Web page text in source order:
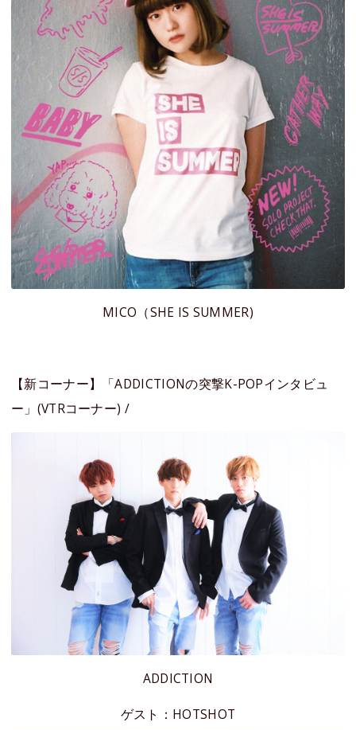
MICO（SHE IS SUMMER)
【新コーナー】「ADDICTIONの突撃K-POPインタビュ
ー」(VTRコーナー) /
ADDICTION
ゲスト：HOTSHOT